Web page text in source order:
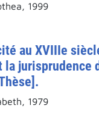
1999
au XVIIIe
la jurisprudence
1979